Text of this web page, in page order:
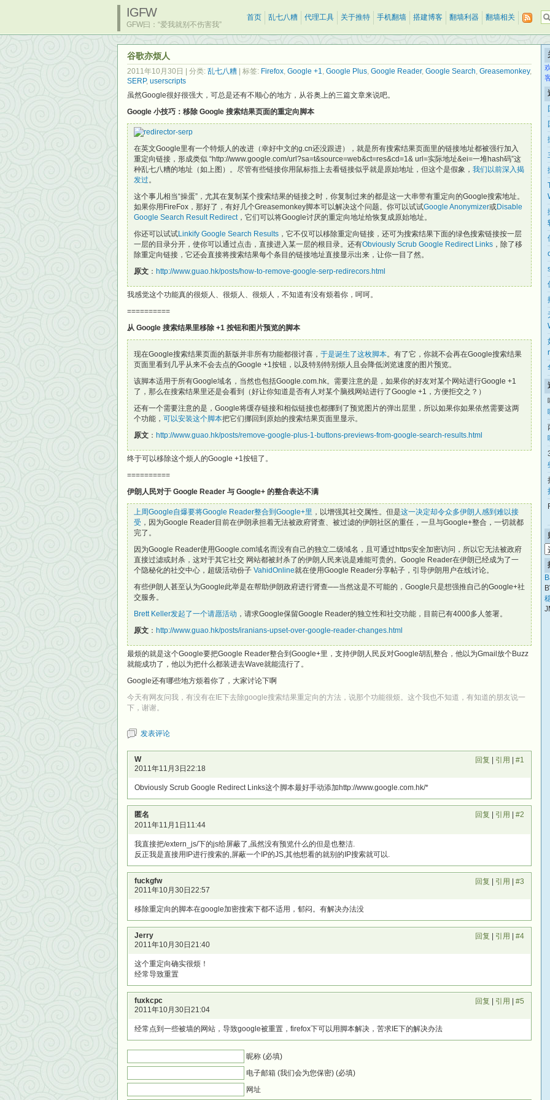
IGFW
GFW曰：“爱我就别不伤害我”
首页 乱七八糟 代理工具 关于推特 手机翻墙 搭建博客 翻墙利器 翻墙相关
谷歌亦烦人
2011年10月30日 | 分类: 乱七八糟 | 标签: Firefox, Google +1, Google Plus, Google Reader, Google Search, Greasemonkey,
SERP, userscripts
虽然Google很好很强大，可总是还有不顺心的地方，从谷奥上的三篇文章来说吧。
Google 小技巧：移除 Google 搜索结果页面的重定向脚本
在英文Google里有一个特烦人的改进（幸好中文的g.cn还没跟进），就是所有搜索结果页面里的链接地址都被强行加入
重定向链接，形成类似 “http://www.google.com/url?sa=t&source=web&ct=res&cd=1& url=实际地址&ei=一堆hash码”这
种乱七八糟的地址（如上图）。尽管有些链接你用鼠标指上去看链接似乎就是原始地址，但这个是假象， 我们以前深入揭
发过。
这个事儿相当“操蛋”，尤其在复制某个搜索结果的链接之时，你复制过来的都是这一大串带有重定向的Google搜索地址。
如果你用FireFox，那好了，有好几个Greasemonkey脚本可以解决这个问题。你可以试试Google Anonymizer或Disable
Google Search Result Redirect，它们可以将Google讨厌的重定向地址给恢复成原始地址。
你还可以试试Linkify Google Search Results ，它不仅可以移除重定向链接，还可为搜索结果下面的绿色搜索链接按一层
一层的目录分开，使你可以通过点击，直接进入某一层的根目录。还有Obviously Scrub Google Redirect Links ，除了移
除重定向链接，它还会直接将搜索结果每个条目的链接地址直接显示出来，让你一目了然。
原文 ： http://www.guao.hk/posts/how-to-remove-google-serp-redirecors.html
我感觉这个功能真的很烦人、很烦人、很烦人，不知道有没有烦着你，呵呵。
==========
从 Google 搜索结果里移除 +1 按钮和图片预览的脚本
现在Google搜索结果页面的新版并非所有功能都很讨喜， 于是诞生了这枚脚本。有了它，你就不会再在Google搜索结果
页面里看到几乎从来不会去点的Google +1按钮，以及特别特别烦人且会降低浏览速度的图片预览。
该脚本适用于所有Google域名，当然也包括Google.com.hk。需要注意的是，如果你的好友对某个网站进行Google +1
了，那么在搜索结果里还是会看到（好让你知道是否有人对某个脑残网站进行了Google +1，方便拒交之？）
还有一个需要注意的是，Google将缓存链接和相似链接也都挪到了预览图片的弹出层里，所以如果你如果依然需要这两
个功能， 可以安装这个脚本把它们挪回到原始的搜索结果页面里显示。
原文 ： http://www.guao.hk/posts/remove-google-plus-1-buttons-previews-from-google-search-results.html
终于可以移除这个烦人的Google +1按钮了。
==========
伊朗人民对于 Google Reader 与 Google+ 的整合表达不满
上周Google自爆要将Google Reader整合到Google+里 ，以增强其社交属性。但是这一决定却令众多伊朗人感到难以接
受 ，因为Google Reader目前在伊朗承担着无法被政府肾查、被过滤的伊朗社区的重任，一旦与Google+整合，一切就都
完了。
因为Google Reader使用Google.com域名而没有自己的独立二级域名，且可通过https安全加密访问，所以它无法被政府
直接过滤或封杀，这对于其它社交 网站都被封杀了的伊朗人民来说是难能可贵的。Google Reader在伊朗已经成为了一
个隐秘化的社交中心，超级活动份子 VahidOnline就在使用Google Reader分享帖子，引导伊朗用户在线讨论。
有些伊朗人甚至认为Google此举是在帮助伊朗政府进行肾查──当然这是不可能的，Google只是想强推自己的Google+社
交服务。
Brett Keller发起了一个请愿活动 ，请求Google保留Google Reader的独立性和社交功能，目前已有4000多人签署。
原文 ： http://www.guao.hk/posts/iranians-upset-over-google-reader-changes.html
最烦的就是这个Google要把Google Reader整合到Google+里，支持伊朗人民反对Google胡乱整合，他以为Gmail放个Buzz
就能成功了，他以为把什么都装进去Wave就能流行了。
Google还有哪些地方烦着你了，大家讨论下啊
今天有网友问我，有没有在IE下去除google搜索结果重定向的方法，说那个功能很烦。这个我也不知道，有知道的朋友说一
下，谢谢。
发表评论
W
2011年11月3日22:18
回复 引用 #1
Obviously Scrub Google Redirect Links这个脚本最好手动添加http://www.google.com.hk/*
匿名
2011年11月1日11:44
回复 引用 #2
我直接把/extern_js/下的js给屏蔽了,虽然没有预览什么的但是也整洁.
反正我是直接用IP进行搜索的,屏蔽一个IP的JS,其他想看的就别的IP搜索就可以.
fuckgfw
2011年10月30日22:57
回复 引用 #3
移除重定向的脚本在google加密搜索下都不适用，郁闷。有解决办法没
Jerry
2011年10月30日21:40
回复 引用 #4
这个重定向确实很烦！
经常导致重置
fuxkcpc
2011年10月30日21:04
回复 引用 #5
经常点到一些被墙的网站，导致google被重置，firefox下可以用脚本解决，苦求IE下的解决办法
昵称 (必填)
电子邮箱 (我们会为您保密) (必填)
网址